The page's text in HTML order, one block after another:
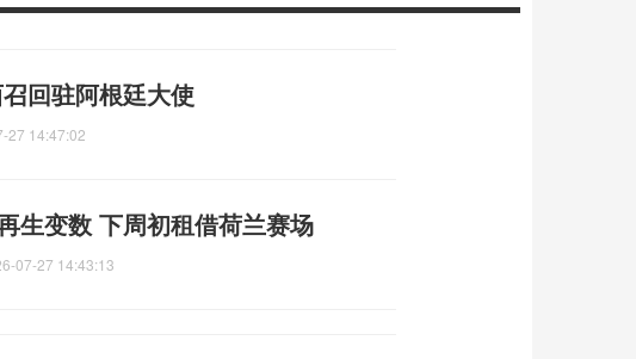
回驻阿根廷大使
27 14:47:02
生变数 下周初租借荷兰赛场
07-27 14:43:13